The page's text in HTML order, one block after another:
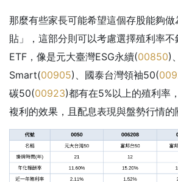
那麼有些家長可能希望這個存股能夠
貼」，這部分則可以考慮選擇殖利率
ETF，像是元大臺灣ESG永續(00850)
Smart(00905)、國泰台灣領袖50(
碳50(00923)都有在5%以上的殖利率
複利的效果，且配息表現與盤勢行情的